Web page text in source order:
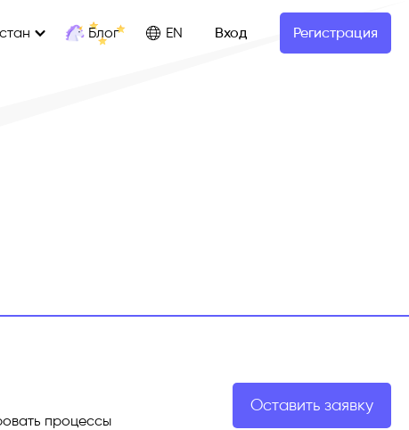
Блог EN Вход Регистрация
процессы
Оставить заявку